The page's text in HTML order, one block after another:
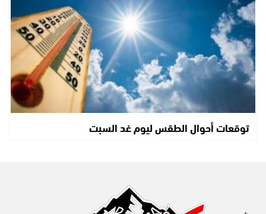
توقعات أحوال الطقس ليوم غد السبت